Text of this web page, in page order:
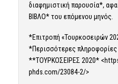
διαφημιστική παρουσία*,
ΒΙΒΛΟ* του επόμενου μηνός.
*Επιτροπή «Τουρκοσειρών
*Περισσότερες πληροφορίες
**ΤΟΥΡΚΟΣΕΙΡΕΣ 2020* <
phds.com/23084-2/>